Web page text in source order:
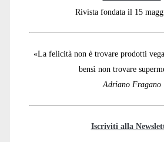
Rivista fondata il 15
«La felicità non è trovare prodotti
bensì non trovare
Adriano Fragano
Iscriviti alla